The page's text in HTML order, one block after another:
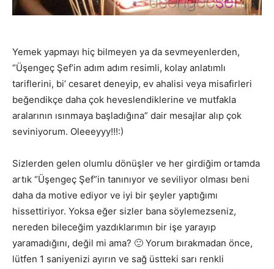
Yemek yapmayı hiç bilmeyen ya da sevmeyenlerden,
“Üşengeç Şef’in adım adım resimli, kolay anlatımlı
tariflerini, bi’ cesaret deneyip, ev ahalisi veya misafirleri
beğendikçe daha çok heveslendiklerine ve mutfakla
aralarının ısınmaya başladığına” dair mesajlar alıp çok
seviniyorum. Oleeeyyy!!!:)
Sizlerden gelen olumlu dönüşler ve her girdiğim ortamda
artık “Üşengeç Şef”in tanınıyor ve seviliyor olması beni
daha da motive ediyor ve iyi bir şeyler yaptığımı
hissettiriyor. Yoksa eğer sizler bana söylemezseniz,
nereden bileceğim yazdıklarımın bir işe yarayıp
yaramadığını, değil mi ama? 🙂 Yorum bırakmadan önce,
lütfen 1 saniyenizi ayırın ve sağ üstteki sarı renkli